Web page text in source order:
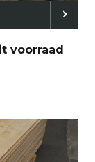
voorraad